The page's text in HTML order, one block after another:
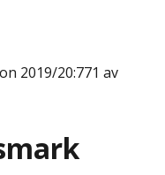
2019/20:771 av